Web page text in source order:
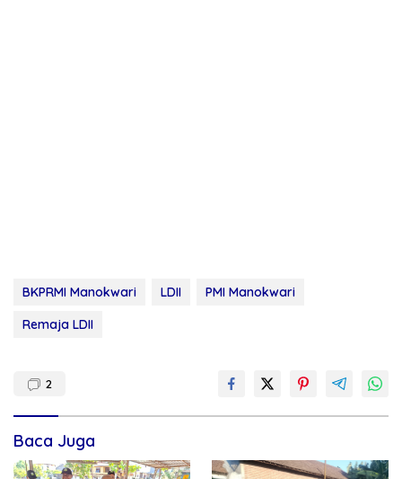
BKPRMI Manokwari LDII
PMI Manokwari
Remaja LDII
2
Baca Juga